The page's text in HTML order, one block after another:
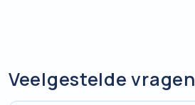
Rixe
Veelgestelde vragen